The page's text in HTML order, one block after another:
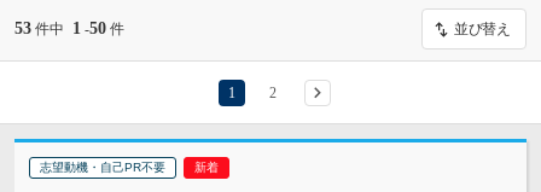
53 件中 1 -50 件 並び替え
1 2
志望動機・自己PR不要